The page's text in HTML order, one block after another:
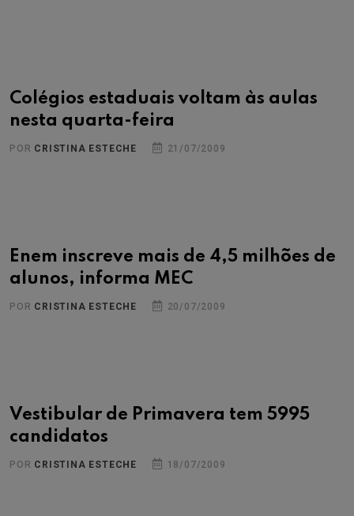
Colégios estaduais voltam às aulas
nesta quarta-feira
POR CRISTINA ESTECHE 21/07/2009
Enem inscreve mais de 4,5 milhões de
alunos, informa MEC
POR CRISTINA ESTECHE 20/07/2009
Vestibular de Primavera tem 5995
candidatos
POR CRISTINA ESTECHE 18/07/2009